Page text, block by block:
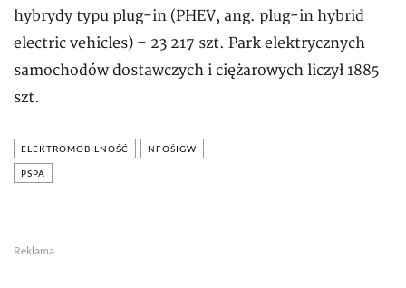
hybrydy typu plug-in (PHEV, ang. plug-in hybrid
electric vehicles) – 23 217 szt. Park elektrycznych
samochodów dostawczych i ciężarowych liczył 1885
szt.
ELEKTROMOBILNOŚĆ NFOŚIGW
PSPA
Reklama